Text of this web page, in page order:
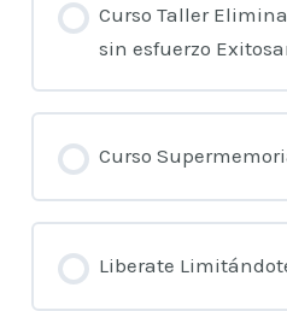
Curso Taller
sin esfuerzo
Curso
Liberate